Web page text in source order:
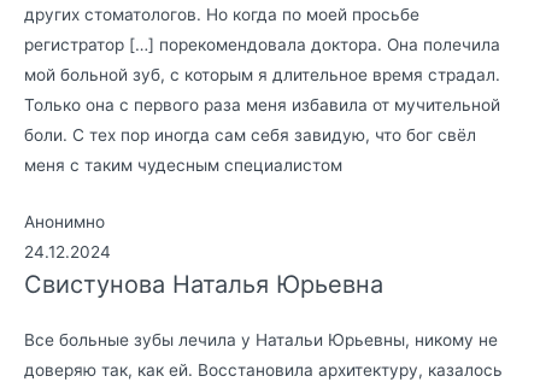
других стоматологов. Но когда по моей просьбе
регистратор […] порекомендовала доктора. Она полечила
мой больной зуб, с которым я длительное время страдал.
Только она с первого раза меня избавила от мучительной
боли. С тех пор иногда сам себя завидую, что бог свёл
меня с таким чудесным специалистом
Анонимно
24.12.2024
Свистунова Наталья Юрьевна
Все больные зубы лечила у Натальи Юрьевны, никому не
доверяю так, как ей. Восстановила архитектуру, казалось